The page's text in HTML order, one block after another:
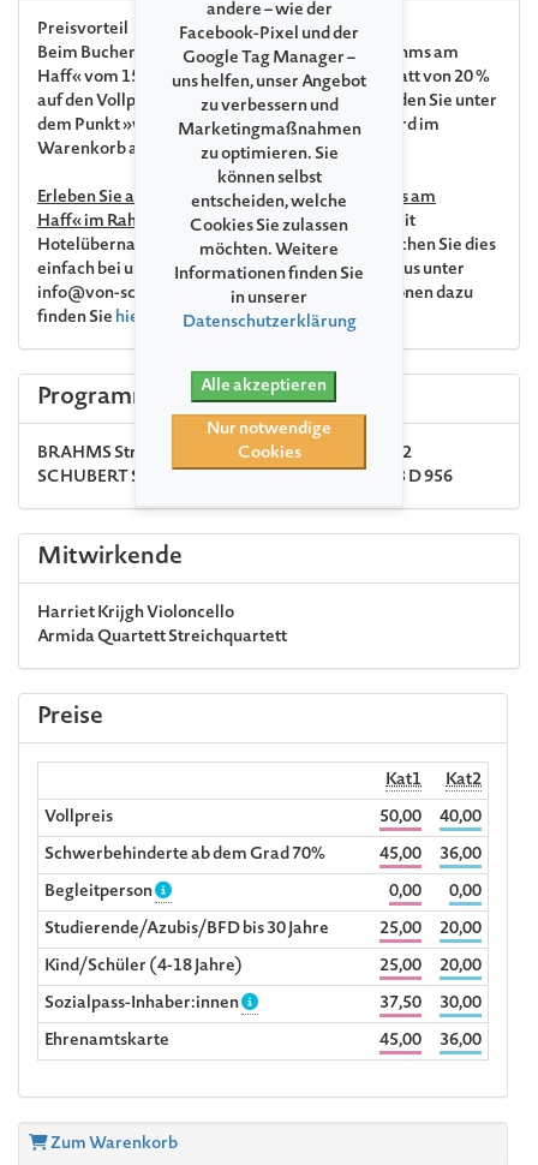
Preisvorteil
Beim Buchen
aller dreiKonzerte der Reihe »Brahms am
Haff« vom 15.07.–17.07. erhalten Sie einen
Rabatt von 20 %
auf den Vollpreis. Die Einzelveranstaltungen finden Sie unter
dem Punkt »weitere Anlässe« und der Rabatt wird im
Warenkorb automatisch generiert.
Erleben Sie alle drei Konzerte der Reihe »Brahms am
Haff« im Rahmen einer organisierten Radtour
mit
Hotelübernachtung und Rahmenprogramm. Buchen Sie dies
einfach bei unserem Servicepartner SchwerinPlus unter
info@von-schloss-zu-schloss.de. Alle Informationen dazu
finden Sie hier.
Programm
BRAHMSStreichquartett Nr. 2 a-Moll op. 51 Nr. 2
SCHUBERTStreichquintett C-Dur op. posth. 163 D 956
Mitwirkende
Harriet KrijghVioloncello
Armida QuartettStreichquartett
Preise
Kat1
Kat2
Vollpreis
50,00
40,00
Schwerbehinderte ab dem Grad 70%
45,00
36,00
Begleitperson
0,00
0,00
Studierende/Azubis/BFD bis 30 Jahre
25,00
20,00
Kind/Schüler (4-18 Jahre)
25,00
20,00
Sozialpass-Inhaber:innen
37,50
30,00
Ehrenamtskarte
45,00 36,00
Zum Warenkorb
andere – wie der
Facebook-Pixel und der
Google Tag Manager –
uns helfen, unser Angebot
zu verbessern und
Marketingmaßnahmen
zu optimieren. Sie
können selbst
entscheiden, welche
Cookies Sie zulassen
möchten. Weitere
Informationen finden Sie
in unserer
Datenschutzerklärung
Alle akzeptieren
Nur notwendige
Cookies